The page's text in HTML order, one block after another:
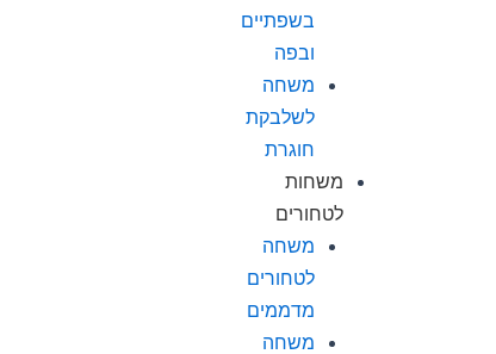
בשפתיים
ובפה
משחה
לשלבקת
חוגרת
משחות
לטחורים
משחה
לטחורים
מדממים
משחה